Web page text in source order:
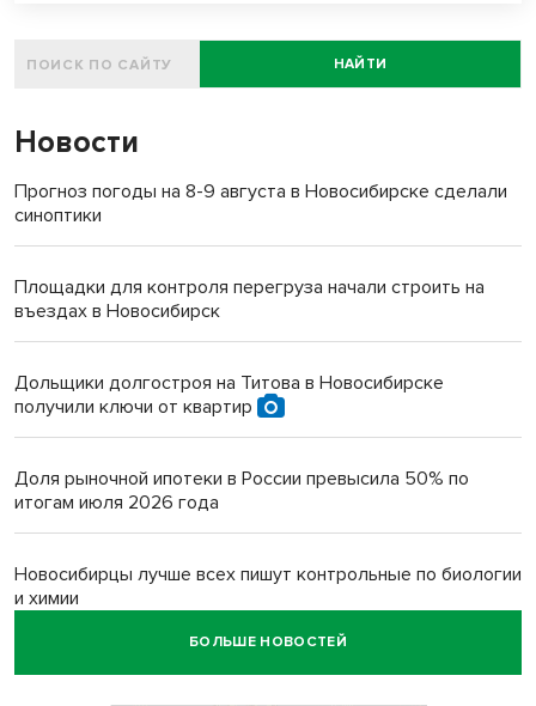
НАЙТИ
Новости
Прогноз погоды на 8-9 августа в Новосибирске сделали
синоптики
Площадки для контроля перегруза начали строить на
въездах в Новосибирск
Дольщики долгостроя на Титова в Новосибирске
получили ключи от квартир
Доля рыночной ипотеки в России превысила 50% по
итогам июля 2026 года
Новосибирцы лучше всех пишут контрольные по биологии
и химии
БОЛЬШЕ НОВОСТЕЙ